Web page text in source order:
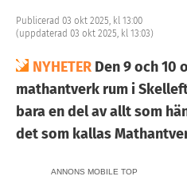
Publicerad 03 okt 2025, kl 13:00
(uppdaterad 03 okt 2025, kl 13:03)
NYHETER Den 9 och 10
mathantverk rum i
bara en del av allt som
det som kallas
ANNONS MOBILE TOP